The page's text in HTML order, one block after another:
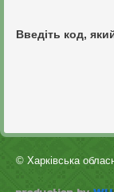
Введіть код,
© Харківська